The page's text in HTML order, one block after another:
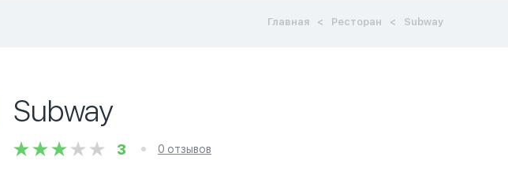
Главная Ресторан Subway
Subway
3 0 отзывов